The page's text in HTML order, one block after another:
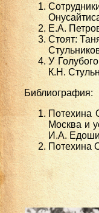
Е.А.
Стоят:
У
К.Н.
Библиография:
Потехина
Москва и
И.А.
Потехина